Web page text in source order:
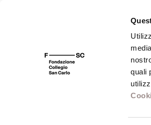
quali
FSC 400